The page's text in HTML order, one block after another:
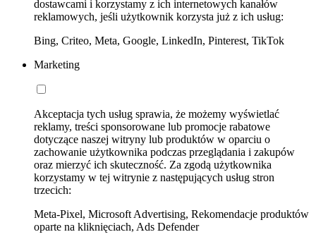
dostawcami i korzystamy z ich internetowych kanałów
reklamowych, jeśli użytkownik korzysta już z ich usług:
Bing, Criteo, Meta, Google, LinkedIn, Pinterest, TikTok
Marketing
Akceptacja tych usług sprawia, że możemy wyświetlać
reklamy, treści sponsorowane lub promocje rabatowe
dotyczące naszej witryny lub produktów w oparciu o
zachowanie użytkownika podczas przeglądania i zakupów
oraz mierzyć ich skuteczność. Za zgodą użytkownika
korzystamy w tej witrynie z następujących usług stron
trzecich:
Meta-Pixel, Microsoft Advertising, Rekomendacje produktów
oparte na kliknięciach, Ads Defender